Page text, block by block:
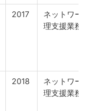
2017
ネットワーク
理支援業務
2018
ネットワーク
理支援業務